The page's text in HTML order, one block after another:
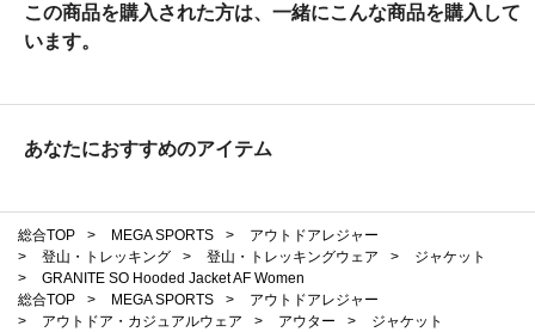
この商品を購入された方は、一緒にこんな商品を購入して
います。
あなたにおすすめのアイテム
総合TOP > MEGA SPORTS >
アウトドアレジャー
>
登山・トレッキング > 登山・トレッキングウェア >
ジャケット
>
GRANITE SO Hooded Jacket AF Women
総合TOP
> MEGA SPORTS >
アウトドアレジャー
>
アウトドア・カジュアルウェア > アウター >
ジャケット